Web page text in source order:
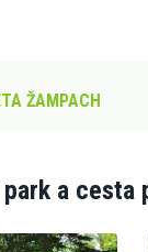
ŽAMPACH
a